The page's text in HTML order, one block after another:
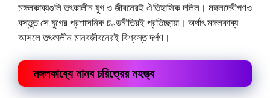
মঙ্গলকাব্যগুলি তৎকালীন যুগ ও জীবনেরই ঐতিহাসিক দলিল। মঙ্গলদেবীগণও
বস্তুত সে যুগের প্রশাসনিক চণ্ডনীতিরই প্রতিচ্ছায়া। অর্থাৎ মঙ্গলকাব্য
আসলে তৎকালীন মানবজীবনেরই বিশ্বস্ত দৰ্পণ।
মঙ্গলকাব্যে মানব চরিত্রের মহত্ত্ব